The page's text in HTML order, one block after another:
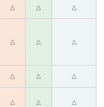
△ △ △
△ △ △
△ △ △
△ △ △